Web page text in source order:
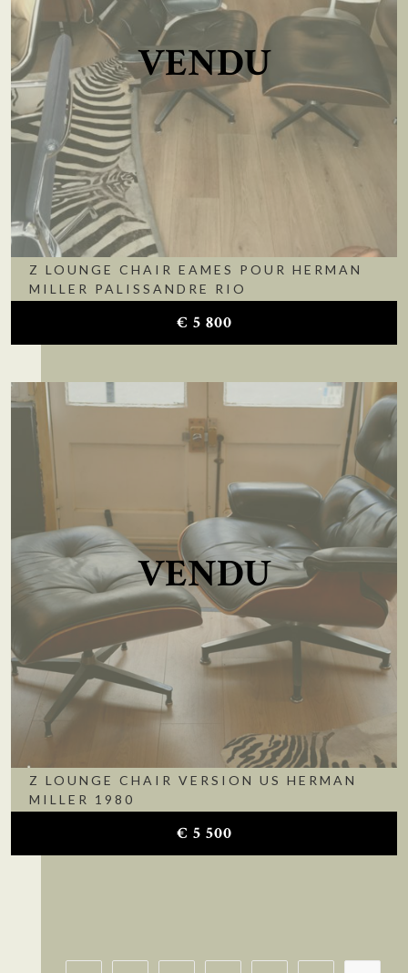
VENDU
Z LOUNGE CHAIR EAMES POUR HERMAN
MILLER PALISSANDRE RIO
€ 5 800
VENDU
Z LOUNGE CHAIR VERSION US HERMAN
MILLER 1980
€ 5 500